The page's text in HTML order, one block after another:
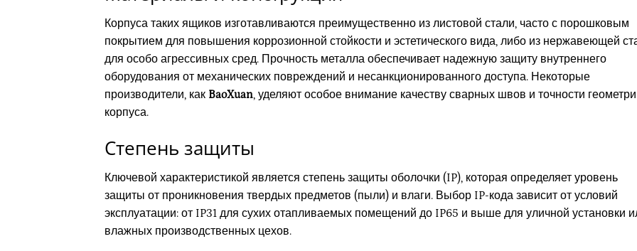
Корпуса таких ящиков изготавливаются преимущественно из листовой стали, часто с порошковым
покрытием для повышения коррозионной стойкости и эстетического вида, либо из нержавеющей
для особо агрессивных сред. Прочность металла обеспечивает надежную защиту внутреннего
оборудования от механических повреждений и несанкционированного доступа. Некоторые
производители, как BaoXuan, уделяют особое внимание качеству сварных швов и точности
корпуса.
Степень защиты
Ключевой характеристикой является степень защиты оболочки (IP), которая определяет уровень
защиты от проникновения твердых предметов (пыли) и влаги. Выбор IP-кода зависит от условий
эксплуатации: от IP31 для сухих отапливаемых помещений до IP65 и выше для уличной установки
влажных производственных цехов.